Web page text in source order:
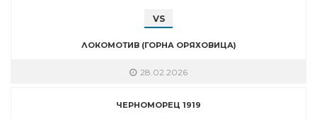
VS
ЛОКОМОТИВ (ГОРНА ОРЯХОВИЦА)
28.02.2026
ЧЕРНОМОРЕЦ 1919